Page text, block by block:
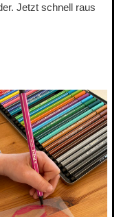
Jetzt schnell raus